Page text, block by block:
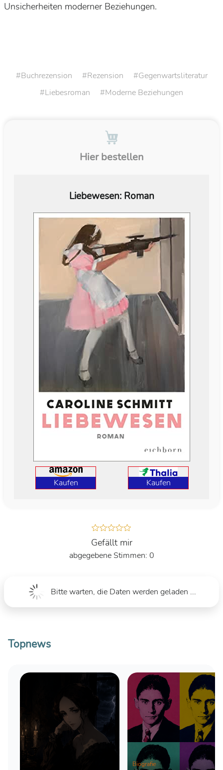
Unsicherheiten moderner Beziehungen.
Buchrezension Rezension
Gegenwartsliteratur
Liebesroman
Moderne Beziehungen
Hier bestellen
Liebewesen: Roman
Kaufen Kaufen
Gefällt mir
0
Bitte warten, die Daten werden geladen ...
Topnews
Biografie